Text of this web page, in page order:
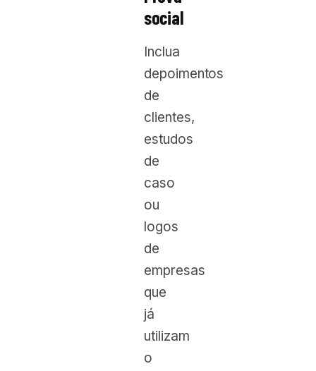
social
Inclua
depoimentos
de
clientes,
estudos
de
caso
ou
logos
de
empresas
que
já
utilizam
o